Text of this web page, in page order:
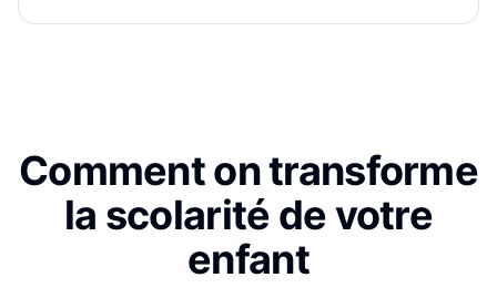
Comment on transforme
la scolarité de votre
enfant